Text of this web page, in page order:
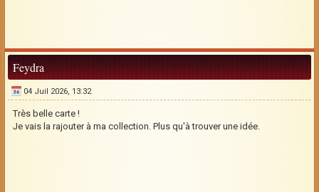
Feydra
04 Juil 2026, 13:32
Très belle carte !
Je vais la rajouter à ma collection. Plus qu'à trouver une idée.